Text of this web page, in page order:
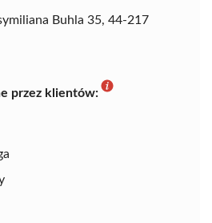
Buhla 35, 44-217
przez klientów: